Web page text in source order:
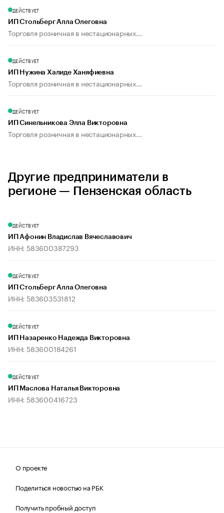
ДЕЙСТВУЕТ
ИП Стольберг Алла Олеговна
Торговля розничная в нестационарных...
ДЕЙСТВУЕТ
ИП Нужина Халиде Ханяфиевна
Торговля розничная в нестационарных...
ДЕЙСТВУЕТ
ИП Синельникова Элла Викторовна
Торговля розничная в нестационарных...
Другие предприниматели в
регионе — Пензенская область
ДЕЙСТВУЕТ
ИП Афонин Владислав Вячеславович
ИНН: 583600387293
ДЕЙСТВУЕТ
ИП Стольберг Алла Олеговна
ИНН: 583603531812
ДЕЙСТВУЕТ
ИП Назаренко Надежда Викторовна
ИНН: 583600184261
ДЕЙСТВУЕТ
ИП Маслова Наталья Викторовна
ИНН: 583600416723
О проекте
Поделиться новостью на РБК
Получить пробный доступ